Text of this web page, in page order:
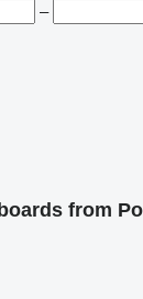
–
from